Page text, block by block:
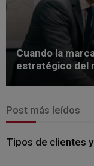
Cuando la
estratégico del
Post más leídos
Tipos de clientes